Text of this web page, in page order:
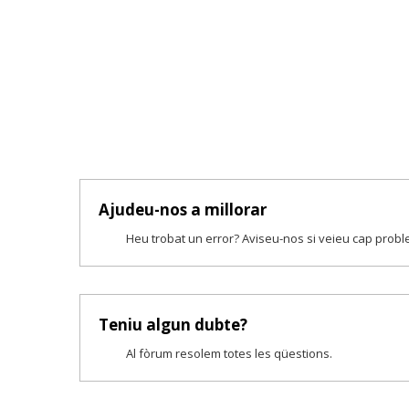
Ajudeu-nos a millorar
Heu trobat un error? Aviseu-nos si veieu cap
Teniu algun dubte?
Al fòrum resolem totes les qüestions.